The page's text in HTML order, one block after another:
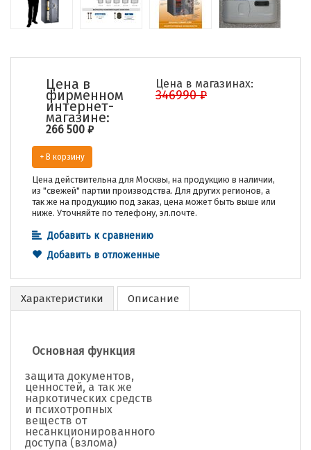
Цена в
фирменном
интернет-
магазине:
266 500 ₽
Цена в магазинах:
346990 ₽
+ В корзину
Цена действительна для Москвы, на продукцию в наличии,
из "свежей" партии производства. Для других регионов, а
так же на продукцию под заказ, цена может быть выше или
ниже. Уточняйте по телефону, эл.почте.
Добавить к сравнению
Добавить в отложенные
Характеристики Описание
Основная функция
защита документов,
ценностей, а так же
наркотических средств
и психотропных
веществ от
несанкционированного
доступа (взлома)